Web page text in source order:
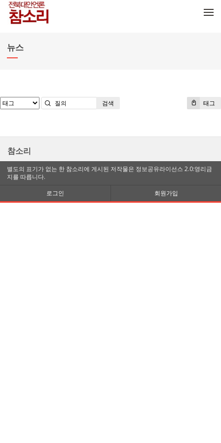
뉴스
태그
검색
참소리
별도의 표기가 없는 한 참소리에 게시된 저작물은 정보공유라이선스 2.0:영리금
지를 따릅니다.
로그인
회원가입